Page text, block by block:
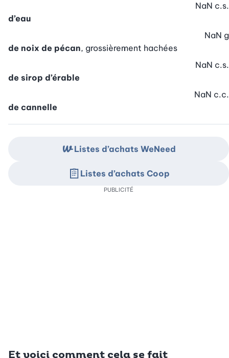
d’eau
NaN c.s.
de noix de pécan, grossièrement hachées
NaN g
de sirop d’érable
NaN c.s.
de cannelle
NaN c.c.
Et voici comment cela se fait
Listes d’achats WeNeed
Listes d’achats Coop
PUBLICITÉ